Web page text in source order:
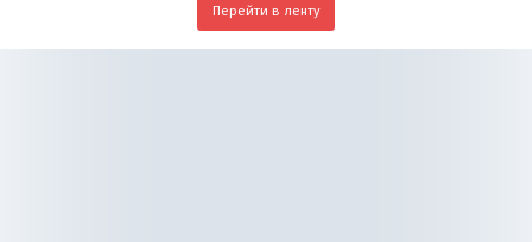
Перейти в ленту